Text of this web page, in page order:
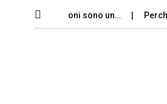
le dimissioni sono un… Perché il